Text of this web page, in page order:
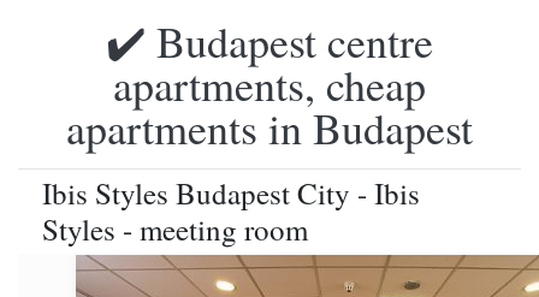
✔️ Budapest centre
apartments, cheap
apartments in Budapest
Ibis Styles Budapest City - Ibis
Styles - meeting room